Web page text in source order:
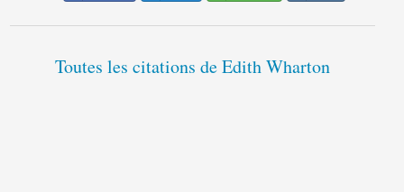
Toutes les citations de Edith Wharton